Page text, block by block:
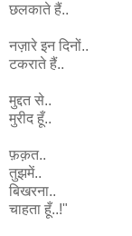
छलकाते हैं..
नज़ारे इन दिनों..
टकराते हैं..
मुद्दत से..
मुरीद हूँ..
फ़क़त..
तुझमें..
बिखरना..
चाहता हूँ..!"